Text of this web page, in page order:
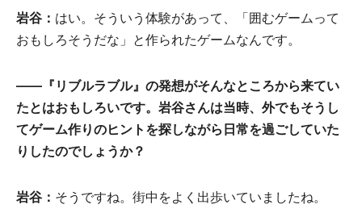
岩谷： はい。そういう体験があって、「囲むゲームって
おもしろそうだな」と作られたゲームなんです。
――『リブルラブル』の発想がそんなところから来てい
たとはおもしろいです。岩谷さんは当時、外でもそうし
てゲーム作りのヒントを探しながら日常を過ごしていた
りしたのでしょうか？
岩谷： そうですね。街中をよく出歩いていましたね。